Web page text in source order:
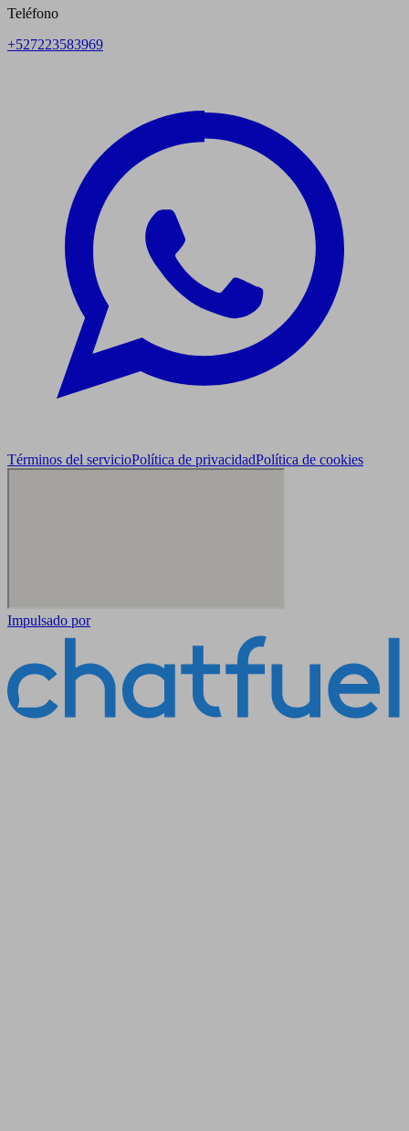
Teléfono
+527223583969
Términos del servicioPolítica de privacidadPolítica de cookies
Impulsado por